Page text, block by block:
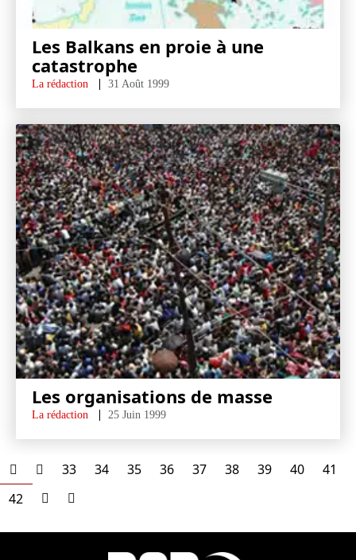
Les Balkans en proie à une
catastrophe
La rédaction 31 Août 1999
Les organisations de masse
La rédaction 25 Juin 1999
33 34 35 36 37 38 39 40
41
42